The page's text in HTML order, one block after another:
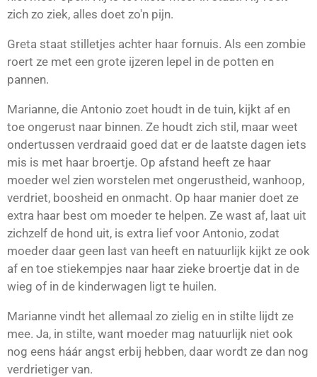
zich zo ziek, alles doet zo'n pijn.
Greta staat stilletjes achter haar fornuis. Als een zombie
roert ze met een grote ijzeren lepel in de potten en
pannen.
Marianne, die Antonio zoet houdt in de tuin, kijkt af en
toe ongerust naar binnen. Ze houdt zich stil, maar weet
ondertussen verdraaid goed dat er de laatste dagen iets
mis is met haar broertje. Op afstand heeft ze haar
moeder wel zien worstelen met ongerustheid, wanhoop,
verdriet, boosheid en onmacht. Op haar manier doet ze
extra haar best om moeder te helpen. Ze wast af, laat uit
zichzelf de hond uit, is extra lief voor Antonio, zodat
moeder daar geen last van heeft en natuurlijk kijkt ze ook
af en toe stiekempjes naar haar zieke broertje dat in de
wieg of in de kinderwagen ligt te huilen.
Marianne vindt het allemaal zo zielig en in stilte lijdt ze
mee. Ja, in stilte, want moeder mag natuurlijk niet ook
nog eens háár angst erbij hebben, daar wordt ze dan nog
verdrietiger van.